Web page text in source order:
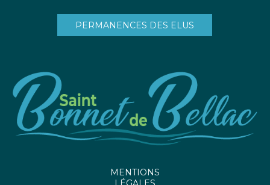
PERMANENCES DES ELUS
MENTIONS